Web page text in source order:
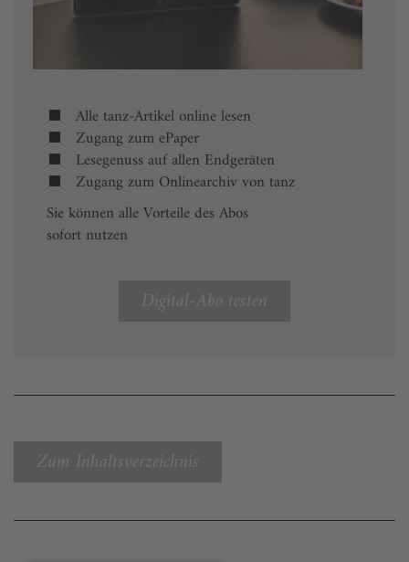
Alle tanz-Artikel online lesen
Zugang zum ePaper
Lesegenuss auf allen Endgeräten
Zugang zum Onlinearchiv von tanz
Sie können alle Vorteile des Abos
sofort nutzen
Digital-Abo testen
Zum Inhaltsverzeichnis